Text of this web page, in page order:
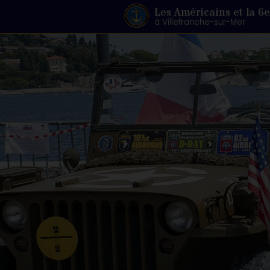
Les Américains et la
à Villefranche-sur-Mer